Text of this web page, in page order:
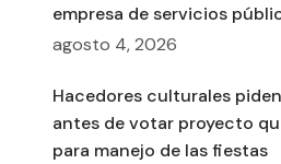
empresa de servicios
agosto 4, 2026
Hacedores culturales
antes de votar proyecto
para manejo de las fiestas